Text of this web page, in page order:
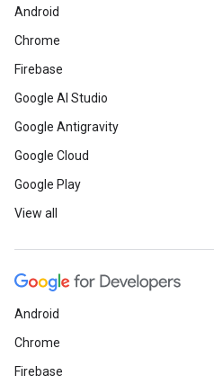
Android
Chrome
Firebase
Google AI Studio
Google Antigravity
Google Cloud
Google Play
View all
Android
Chrome
Firebase